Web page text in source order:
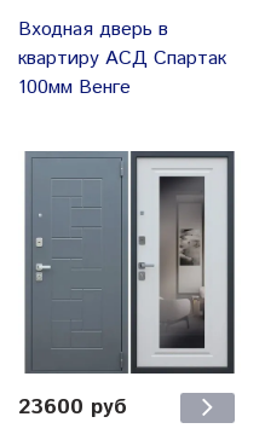
Входная дверь в
квартиру АСД Спартак
100мм Венге
23600 руб